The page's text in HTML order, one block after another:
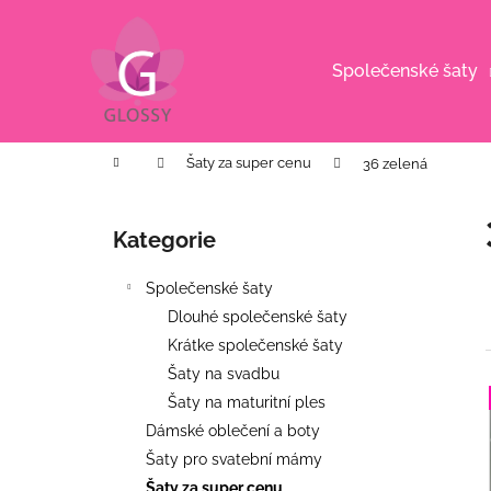
Společenské šaty
Domů Šaty za super cenu 36 zelená
Přeskočit
kategorie
Kategorie
Společenské šaty
Dlouhé společenské šaty
Krátke společenské šaty
Šaty na svadbu
Šaty na maturitní ples
Dámské oblečení a boty
Šaty pro svatební mámy
Zpět
obchodu
Zpět
obchodu
KVĚTINOVÉ KOŠILOVÉ ŠATY S